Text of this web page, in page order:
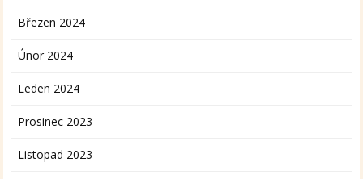
Březen 2024
Únor 2024
Leden 2024
Prosinec 2023
Listopad 2023